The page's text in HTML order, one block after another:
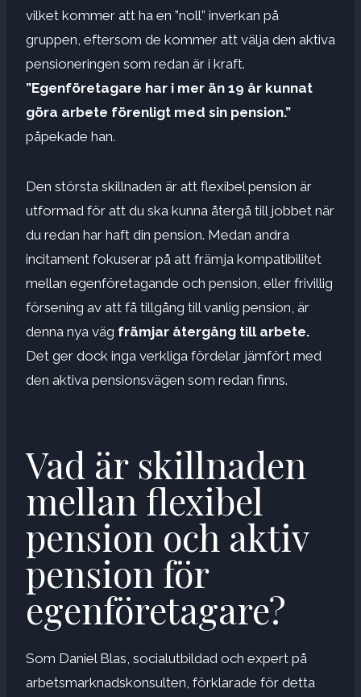
vilket kommer att ha en ”noll” inverkan på
gruppen, eftersom de kommer att välja den aktiva
pensioneringen som redan är i kraft.
”Egenföretagare har i mer än 19 år kunnat
göra arbete förenligt med sin pension.”
påpekade han.
Den största skillnaden är att flexibel pension är
utformad för att du ska kunna återgå till jobbet när
du redan har haft din pension. Medan andra
incitament fokuserar på att främja kompatibilitet
mellan egenföretagande och pension, eller frivillig
försening av att få tillgång till vanlig pension, är
denna nya väg främjar återgång till arbete.
Det ger dock inga verkliga fördelar jämfört med
den aktiva pensionsvägen som redan finns.
Vad är skillnaden
mellan flexibel
pension och aktiv
pension för
egenföretagare?
Som Daniel Blas, socialutbildad och expert på
arbetsmarknadskonsulten, förklarade för detta